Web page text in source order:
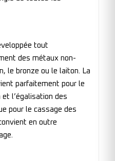
tout
des métaux non-
le bronze ou le laiton. La
parfaitement pour le
l’égalisation des
pour le cassage des
en outre